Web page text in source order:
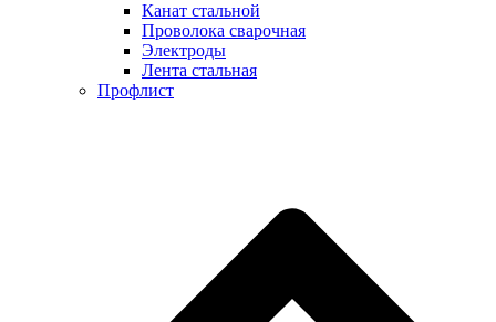
Канат стальной
Проволока сварочная
Электроды
Лента стальная
Профлист